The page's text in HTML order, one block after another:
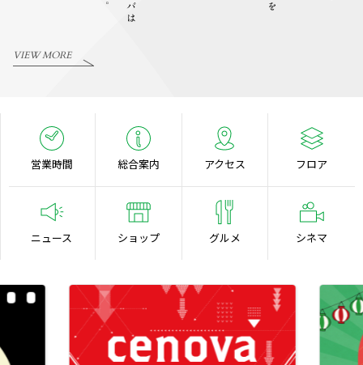
VIEW MORE
営業時間 総合案内 アクセス フロア
ニュース ショップ グルメ シネマ